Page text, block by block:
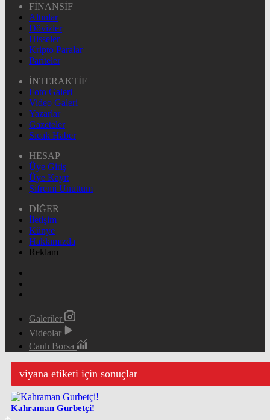
FİNANSİF
Altınlar
Dövizler
Hisseler
Kripto Paralar
Pariteler
İNTERAKTİF
Foto Galeri
Video Galeri
Yazarlar
Gazeteler
Sıcak Haber
HESAP
Üye Giriş
Üye Kayıt
Şifremi Unuttum
DİĞER
İletişim
Künye
Hakkımızda
Reklam
Galeriler
Videolar
Canlı Borsa
viyana etiketi için sonuçlar
Kahraman Gurbetçi!